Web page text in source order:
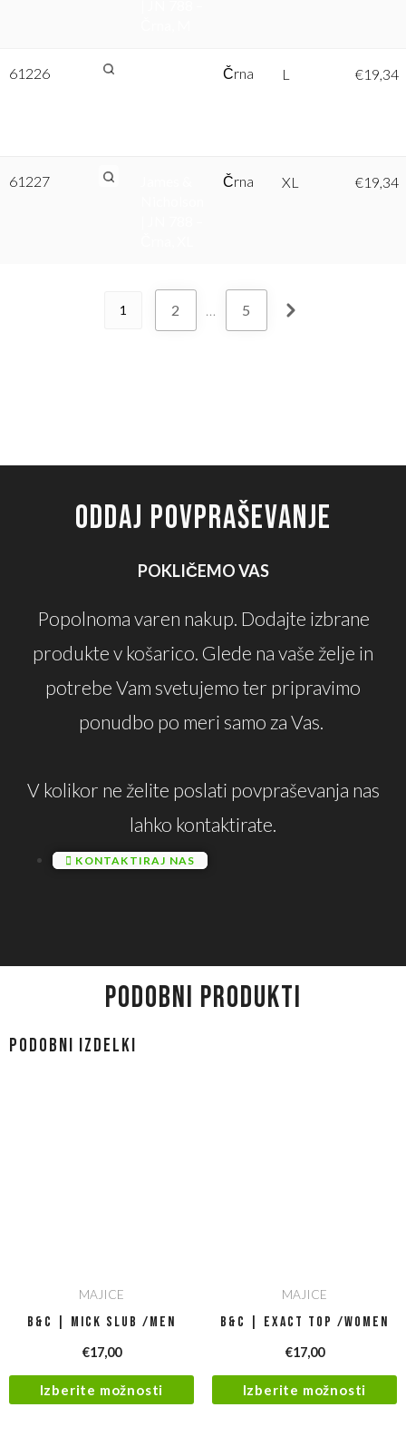
61226 Črna L €19,34
61227 Črna XL €19,34
1 2 … 5
ODDAJ POVPRAŠEVANJE
POKLIČEMO VAS
Popolnoma varen nakup. Dodajte izbrane
produkte v košarico. Glede na vaše želje in
potrebe Vam svetujemo ter pripravimo
ponudbo po meri samo za Vas.
V kolikor ne želite poslati povpraševanja nas
lahko kontaktirate.
KONTAKTIRAJ NAS
PODOBNI PRODUKTI
Podobni izdelki
MAJICE
B&C | Mick Slub /men
€17,00
Izberite možnosti
MAJICE
B&C | Exact Top /women
€17,00
Izberite možnosti